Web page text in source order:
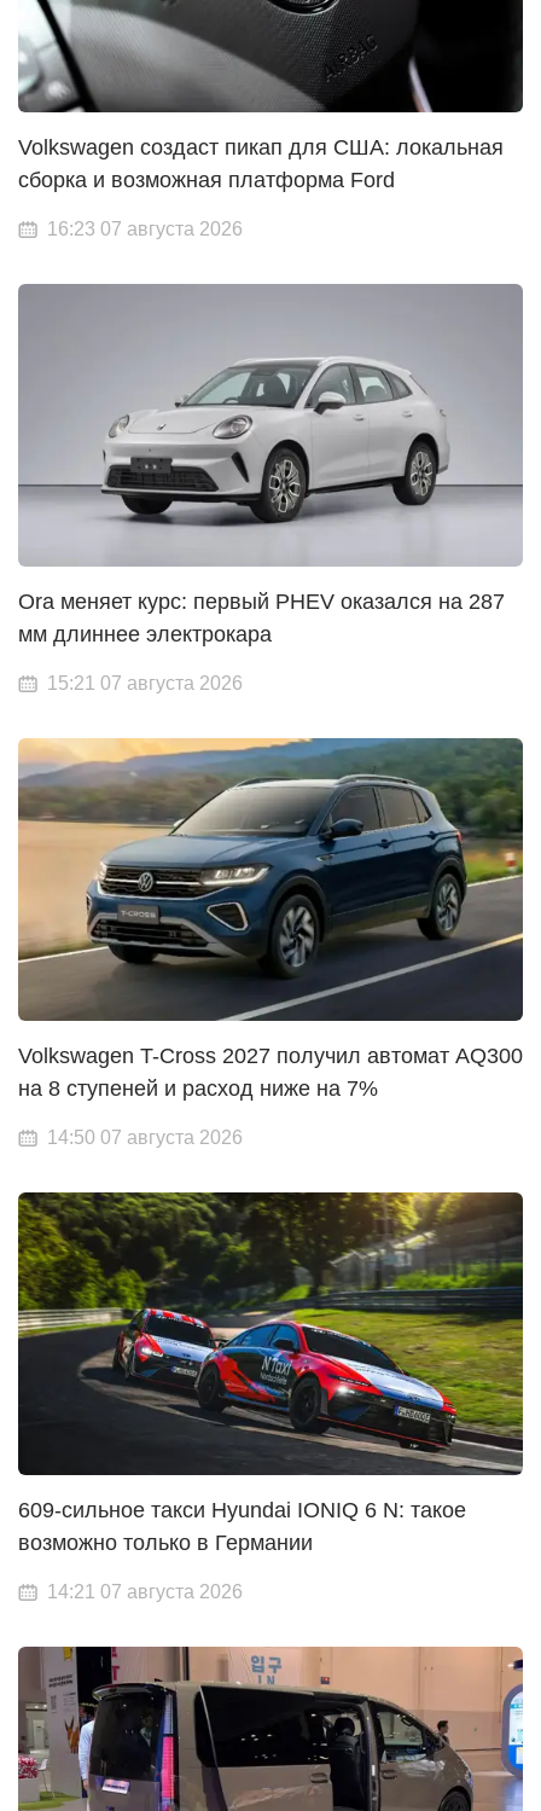
Volkswagen создаст пикап для США: локальная
сборка и возможная платформа Ford
16:23 07 августа 2026
Ora меняет курс: первый PHEV оказался на 287
мм длиннее электрокара
15:21 07 августа 2026
Volkswagen T-Cross 2027 получил автомат AQ300
на 8 ступеней и расход ниже на 7%
14:50 07 августа 2026
609-сильное такси Hyundai IONIQ 6 N: такое
возможно только в Германии
14:21 07 августа 2026